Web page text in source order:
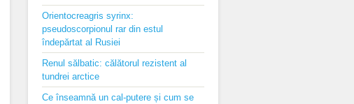
Orientocreagris syrinx:
pseudoscorpionul rar din estul
îndepărtat al Rusiei
Renul sălbatic: călătorul rezistent al
tundrei arctice
Ce înseamnă un cal-putere și cum se